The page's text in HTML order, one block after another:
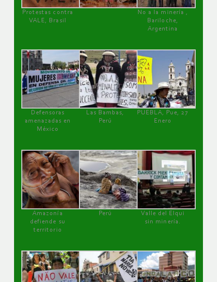
Protestas contra
VALE, Brasil
No a la minería ,
Bariloche,
Argentina
Defensoras
amenazadas en
México
Las Bambas,
Perú
PUEBLA, Pue, 27
Enero
Amazonía
defiende su
territorio
Perú
Valle del Elqui
sin minería.